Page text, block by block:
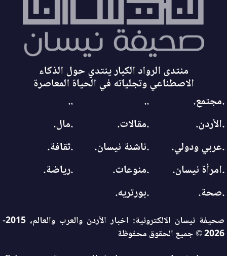
منتدى الرواد الكبار ينتدي حول الذكاء
الاصطناعي وتجلياته في الحياة المعاصرة
.مجتمع.
..
..
.الأردن.
.مقالات.
.مال.
.عربي ودولي.
.ناشئة نيسان.
.ثقافة.
.امرأة نيسان.
.منوعات.
.رياضة.
.صحة.
.بورتريه.
صحيفة نيسان الالكترونية: اخبار الأردن والعرب والعالم، 2015-
2026 © جميع الحقوق محفوظة